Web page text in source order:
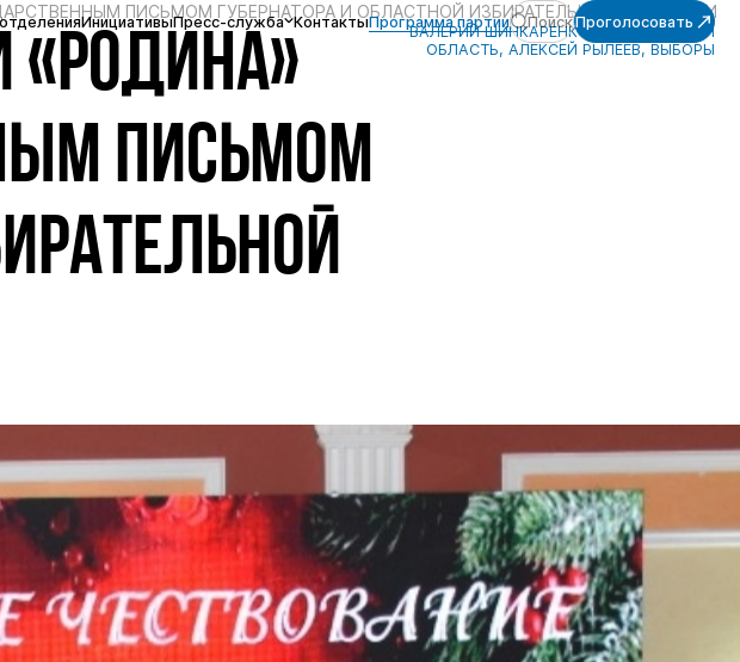
ИнициативыПресс-служба КонтактыПрограмма партии ПоискПроголосовать
ПИСЬМОМ ГУБЕРНАТОРА И ОБЛАСТНОЙ ИЗБИРАТЕЛЬНОЙ КОМИССИИ
«РОДИНА»
ПИСЬМОМ
ВАЛЕРИЙ ШИНКАРЕНКО, ВОРОНЕЖСКАЯ
ОБЛАСТЬ, АЛЕКСЕЙ РЫЛЕЕВ, ВЫБОРЫ